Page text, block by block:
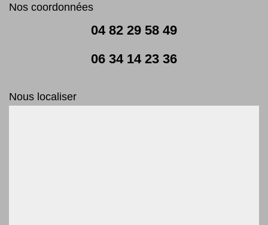
Nos coordonnées
04 82 29 58 49
06 34 14 23 36
Nous localiser